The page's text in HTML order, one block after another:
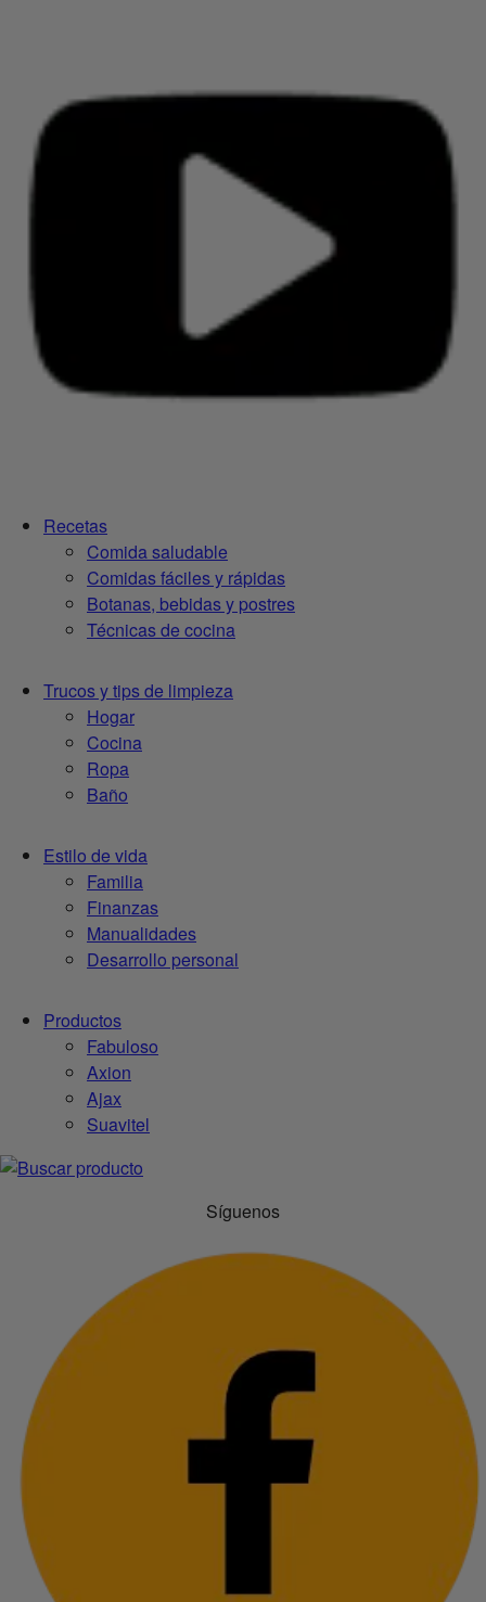
Recetas
Comida saludable
Comidas fáciles y rápidas
Botanas, bebidas y postres
Técnicas de cocina
Trucos y tips de limpieza
Hogar
Cocina
Ropa
Baño
Estilo de vida
Familia
Finanzas
Manualidades
Desarrollo personal
Productos
Fabuloso
Axion
Ajax
Suavitel
Síguenos